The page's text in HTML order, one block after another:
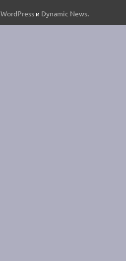
WordPress и Dynamic News.